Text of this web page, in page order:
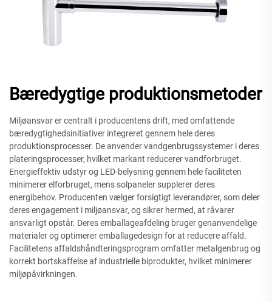
Bæredygtige produktionsmetoder
Miljøansvar er centralt i producentens drift, med omfattende
bæredygtighedsinitiativer integreret gennem hele deres
produktionsprocesser. De anvender vandgenbrugssystemer i deres
plateringsprocesser, hvilket markant reducerer vandforbruget.
Energieffektiv udstyr og LED-belysning gennem hele faciliteten
minimerer elforbruget, mens solpaneler supplerer deres
energibehov. Producenten vælger forsigtigt leverandører, som deler
deres engagement i miljøansvar, og sikrer hermed, at råvarer
ansvarligt opstår. Deres emballageafdeling bruger genanvendelige
materialer og optimerer emballagedesign for at reducere affald.
Facilitetens affaldshåndteringsprogram omfatter metalgenbrug og
korrekt bortskaffelse af industrielle biprodukter, hvilket minimerer
miljøpåvirkningen.